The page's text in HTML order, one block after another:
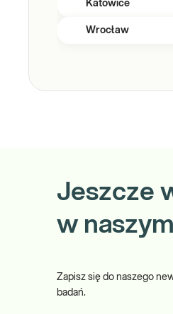
Katowice
Wrocław
Jeszcze
w naszym
Zapisz się do naszego
badań.